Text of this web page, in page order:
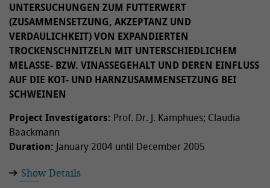
UNTERSUCHUNGEN ZUM FUTTERWERT
(ZUSAMMENSETZUNG, AKZEPTANZ UND
VERDAULICHKEIT) VON EXPANDIERTEN
TROCKENSCHNITZELN MIT UNTERSCHIEDLICHEM
MELASSE- BZW. VINASSEGEHALT UND DEREN EINFLUSS
AUF DIE KOT- UND HARNZUSAMMENSETZUNG BEI
SCHWEINEN
Project Investigators: Prof. Dr. J. Kamphues; Claudia
Baackmann
Duration: January 2004 until December 2005
Show Details